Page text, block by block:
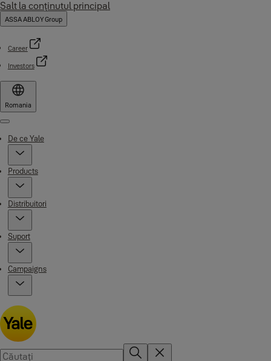
Salt la conţinutul principal
ASSA ABLOY Group
Career
Investors
Romania
Menu
De ce Yale
Products
Distribuitori
Suport
Campaigns